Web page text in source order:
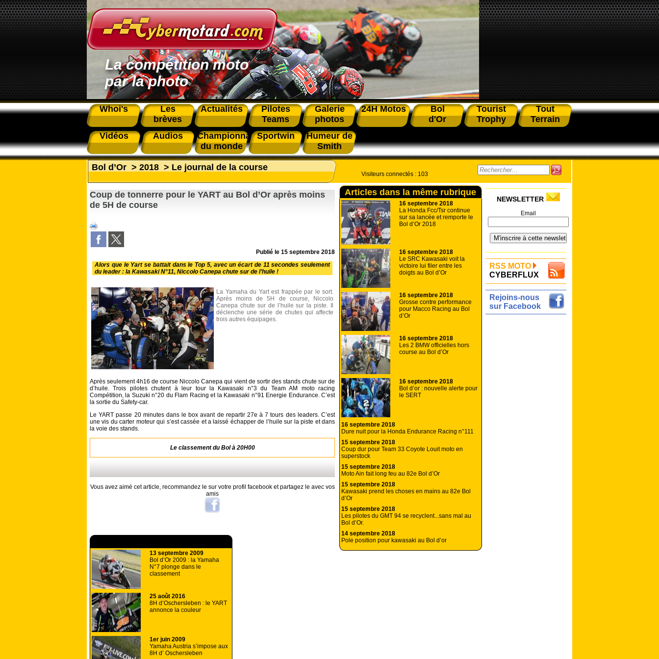
La compétition moto
par la photo
Whoi's
Les
brèves
Actualités
Pilotes
Teams
Galerie
photos
24H Motos
Bol
d'Or
Tourist
Trophy
Tout
Terrain
Vidéos
Audios
Championnat
du monde
Sportwin
Humeur de
Smith
Bol d’Or > 2018 > Le journal de la course
Coup de tonnerre pour le YART au Bol d’Or après moins
de 5H de course
Publié le 15 septembre 2018
Alors que le Yart se battait dans le Top 5, avec un écart de 11 secondes seulement
du leader : la Kawasaki N°11, Niccolo Canepa chute sur de l’huile !
La Yamaha du Yart est frappée par le sort.
Après moins de 5H de course, Niccolo
Canepa chute sur de l’huile sur la piste. Il
déclenche une série de chutes qui affecte
trois autres équipages.
Après seulement 4h16 de course Niccolo Canepa qui vient de sortir des stands chute sur de
d’huile. Trois pilotes chutent à leur tour la Kawasaki n°3 du Team AM moto racing
Compétition, la Suzuki n°20 du Flam Racing et la Kawasaki n°91 Energie Endurance. C’est
la sortie du Safety-car.
Le YART passe 20 minutes dans le box avant de repartir 27e à 7 tours des leaders. C’est
une vis du carter moteur qui s’est cassée et a laissé échapper de l’huile sur la piste et dans
la voie des stands.
Le classement du Bol à 20H00
Vous avez aimé cet article, recommandez le sur votre profil facebook et partagez le avec vos
amis
13 septembre 2009
Bol d’Or 2009 : la Yamaha
N°7 plonge dans le
classement
25 août 2016
8H d’Oschersleben : le YART
annonce la couleur
1er juin 2009
Yamaha Austria s’impose aux
8H d’ Oschersleben
Visiteurs connectés : 103
Articles dans la même rubrique
16 septembre 2018
La Honda Fcc/Tsr continue
sur sa lancée et remporte le
Bol d’Or 2018
16 septembre 2018
Le SRC Kawasaki voit la
victoire lui filer entre les
doigts au Bol d’Or
16 septembre 2018
Grosse contre performance
pour Macco Racing au Bol
d’Or
16 septembre 2018
Les 2 BMW officielles hors
course au Bol d’Or
16 septembre 2018
Bol d’or : nouvelle alerte pour
le SERT
16 septembre 2018
Dure nuit pour la Honda Endurance Racing n°111
15 septembre 2018
Coup dur pour Team 33 Coyote Louit moto en
superstock
15 septembre 2018
Moto Ain fait long feu au 82e Bol d’Or
15 septembre 2018
Kawasaki prend les choses en mains au 82e Bol
d’Or
15 septembre 2018
Les pilotes du GMT 94 se recyclent...sans mal au
Bol d’Or.
14 septembre 2018
Pole position pour kawasaki au Bol d’or
NEWSLETTER
Email
RSS MOTO
CYBERFLUX
Rejoins-nous
sur Facebook